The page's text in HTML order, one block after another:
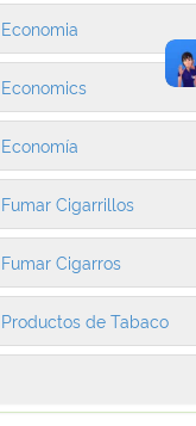
Economia
Economics
Economía
Fumar Cigarrillos
Fumar Cigarros
Productos de Tabaco